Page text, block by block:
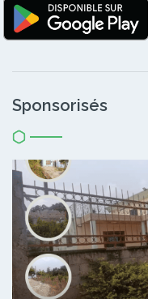
Sponsorisés